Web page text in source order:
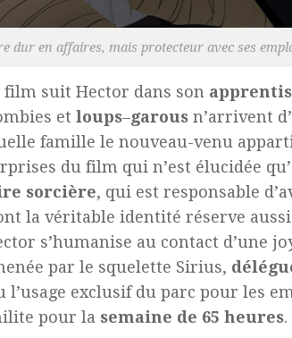
dur en affaires, mais protecteur avec ses
suit Hector dans son
et loups–garous n’arrivent
famille le nouveau-venu
du film qui n’est élucidée
sorcière, qui est responsable
la véritable identité réserve
s’humanise au contact d’une
par le squelette Sirius,
exclusif du parc pour les
pour la semaine de 65 heures.